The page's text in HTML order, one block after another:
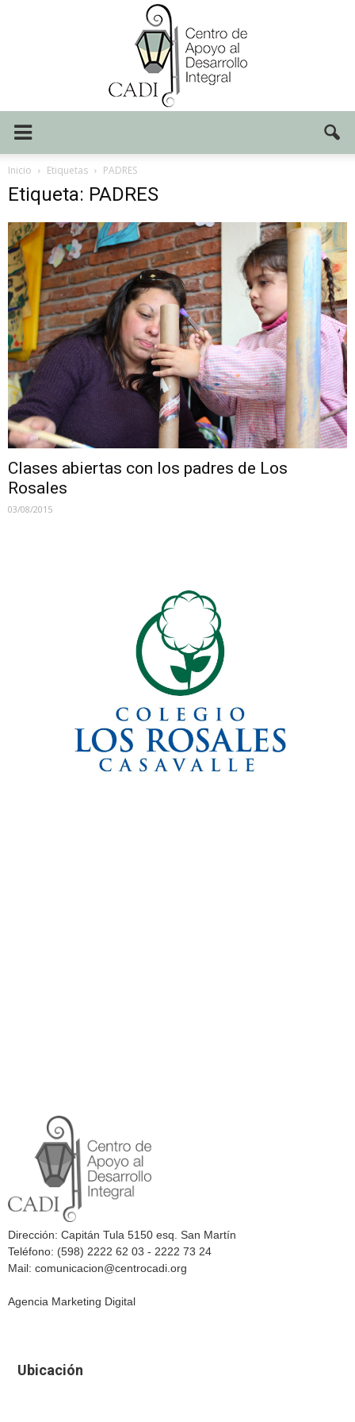
Inicio Etiquetas PADRES
Etiqueta: PADRES
Clases abiertas con los padres de Los
Rosales
03/08/2015
Dirección: Capitán Tula 5150 esq. San Martín
Teléfono: (598) 2222 62 03 - 2222 73 24
Mail: comunicacion@centrocadi.org
Agencia Marketing Digital
Ubicación